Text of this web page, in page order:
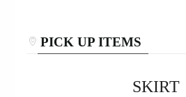
PICK UP ITEMS
SKIRT